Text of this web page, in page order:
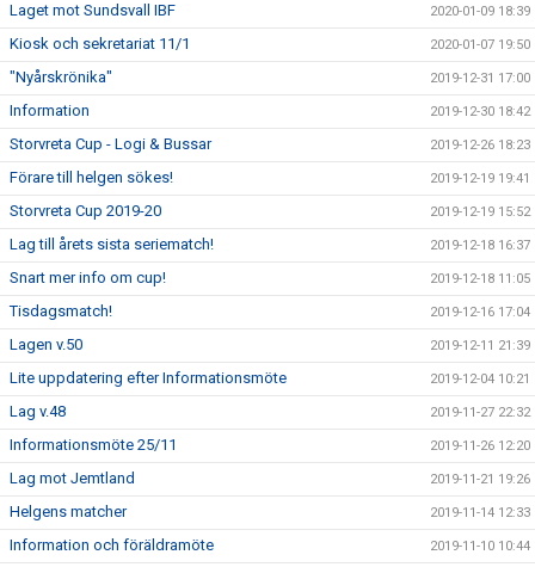
Laget mot Sundsvall IBF 2020-01-09 18:39
Kiosk och sekretariat 11/1 2020-01-07 19:50
"Nyårskrönika" 2019-12-31 17:00
Information 2019-12-30 18:42
Storvreta Cup - Logi & Bussar 2019-12-26 18:23
Förare till helgen sökes! 2019-12-19 19:41
Storvreta Cup 2019-20 2019-12-19 15:52
Lag till årets sista seriematch! 2019-12-18 16:37
Snart mer info om cup! 2019-12-18 11:05
Tisdagsmatch! 2019-12-16 17:04
Lagen v.50 2019-12-11 21:39
Lite uppdatering efter Informationsmöte 2019-12-04 10:21
Lag v.48 2019-11-27 22:32
Informationsmöte 25/11 2019-11-26 12:20
Lag mot Jemtland 2019-11-21 19:26
Helgens matcher 2019-11-14 12:33
Information och föräldramöte 2019-11-10 10:44